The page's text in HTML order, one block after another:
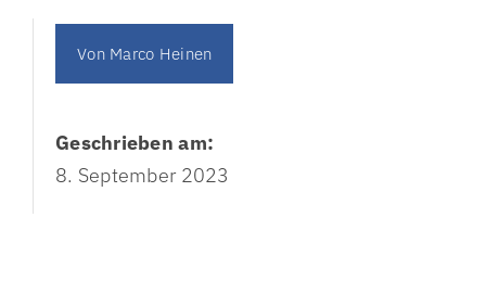
Von Marco Heinen
Geschrieben am:
8. September 2023